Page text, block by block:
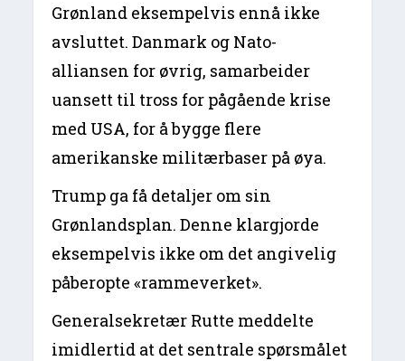
Grønland eksempelvis ennå ikke
avsluttet. Danmark og Nato-
alliansen for øvrig, samarbeider
uansett til tross for pågående krise
med USA, for å bygge flere
amerikanske militærbaser på øya.
Trump ga få detaljer om sin
Grønlandsplan. Denne klargjorde
eksempelvis ikke om det angivelig
påberopte «rammeverket».
Generalsekretær Rutte meddelte
imidlertid at det sentrale spørsmålet